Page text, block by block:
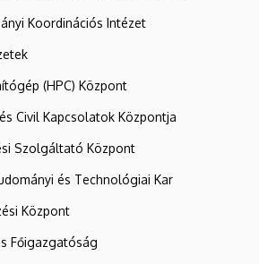
Koordinációs Intézet
(HPC) Központ
Civil Kapcsolatok Központja
Szolgáltató Központ
és Technológiai Kar
Központ
Főigazgatóság